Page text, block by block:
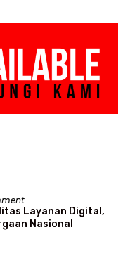
Layanan Digital,
Nasional